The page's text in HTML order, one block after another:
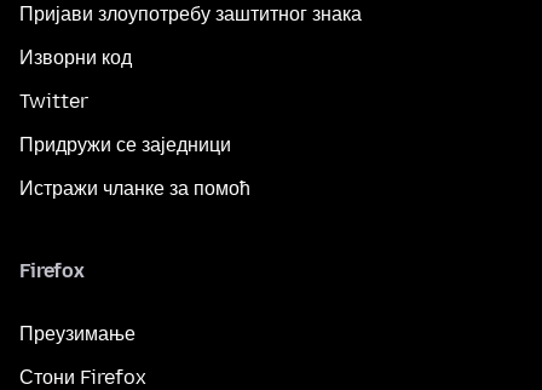
Пријави злоупотребу заштитног знака
Изворни код
Twitter
Придружи се заједници
Истражи чланке за помоћ
Firefox
Преузимање
Стони Firefox